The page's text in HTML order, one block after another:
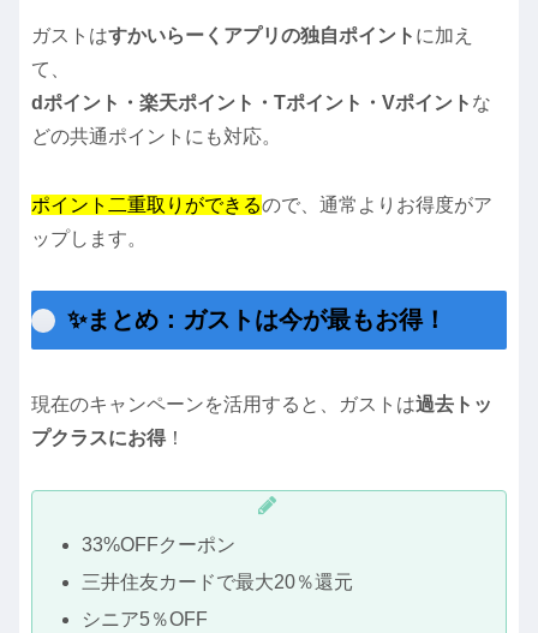
ガストはすかいらーくアプリの独自ポイント に加え
て、
dポイント・楽天ポイント・Tポイント・Vポイント な
どの共通ポイントにも対応。
ポイント二重取りができるので、通常よりお得度がア
ップします。
✨まとめ：ガストは今が最もお得！
現在のキャンペーンを活用すると、ガストは過去トッ
プクラスにお得！
33%OFFクーポン
三井住友カードで最大20％還元
シニア5％OFF